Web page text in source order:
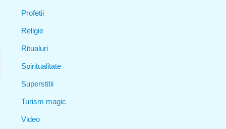
Profetii
Religie
Ritualuri
Spiritualitate
Superstitii
Turism magic
Video